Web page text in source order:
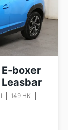
boxer
149 HK